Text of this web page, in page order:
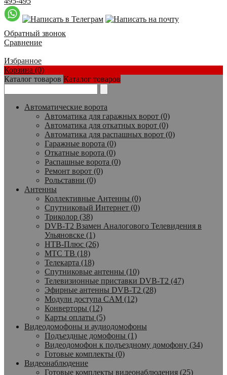
Обратный звонок
Сравнение
Избранное
Корзина (0)
Каталог товаров Каталог товаров
Автоматические ворота
Автоматика для гаражных ворот (0)
Автоматика для откатных ворот (0)
Автоматика для распашных ворот (0)
Гаражные ворота (0)
Откатные ворота (0)
Распашные ворота (0)
Ремонт ворот (0)
Рольставни (0)
Антенны
Коллективные Антенны (0)
Спутниковый Интернет (0)
Триколор (38)
DVB-T2 Взамен Аналогового Телевидения в
Ульяновске (1)
НТВ-Плюс (26)
МТС ТВ (18)
Телекарта (18)
Спутниковые антенны (10)
Телевизионные приставки DVB-T2 (47)
Эфирные антенны DVB-T2 (28)
Модули доступа CAM (12)
Конверторы (12)
Карты оплаты (5)
Видеодомофоны и аудиодомофоны
Подъездные домофоны (1)
Видеодомофон к подъездному домофону (34)
Готовые комплекты (0)
Видеонаблюдение
Готовые комплекты видеонаблюдения (25)